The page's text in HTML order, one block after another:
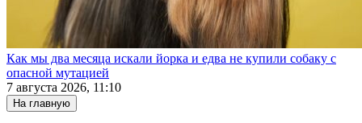
Как мы два месяца искали йорка и едва не купили собаку с
опасной мутацией
7 августа 2026, 11:10
На главную